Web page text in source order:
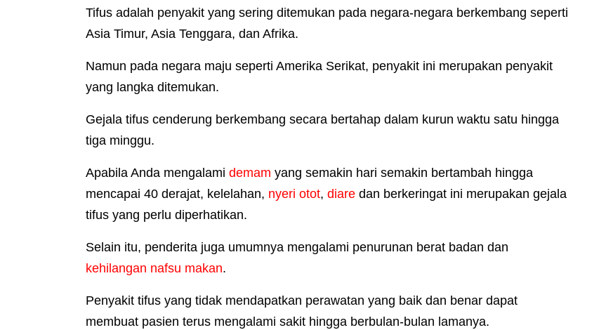
Tifus adalah penyakit yang sering ditemukan pada negara-negara berkembang seperti
Asia Timur, Asia Tenggara, dan Afrika.
Namun pada negara maju seperti Amerika Serikat, penyakit ini merupakan penyakit
yang langka ditemukan.
Gejala tifus cenderung berkembang secara bertahap dalam kurun waktu satu hingga
tiga minggu.
Apabila Anda mengalami demam yang semakin hari semakin bertambah hingga
mencapai 40 derajat, kelelahan, nyeri otot, diare dan berkeringat ini merupakan gejala
tifus yang perlu diperhatikan.
Selain itu, penderita juga umumnya mengalami penurunan berat badan dan
kehilangan nafsu makan.
Penyakit tifus yang tidak mendapatkan perawatan yang baik dan benar dapat
membuat pasien terus mengalami sakit hingga berbulan-bulan lamanya.